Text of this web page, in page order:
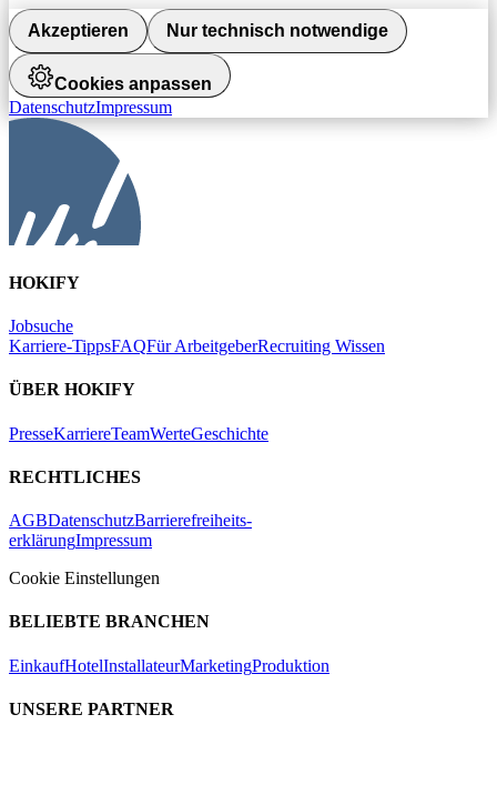
Akzeptieren Nur technisch notwendige
Cookies anpassen
DatenschutzImpressum
HOKIFY
Jobsuche
Karriere-TippsFAQFür ArbeitgeberRecruiting Wissen
ÜBER HOKIFY
PresseKarriereTeamWerteGeschichte
RECHTLICHES
AGBDatenschutzBarrierefreiheits-
erklärungImpressum
Cookie Einstellungen
BELIEBTE BRANCHEN
EinkaufHotelInstallateurMarketingProduktion
UNSERE PARTNER